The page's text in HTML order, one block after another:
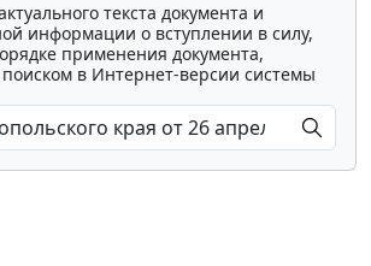
текста документа и
информации о вступлении в силу,
применения документа,
поиском в Интернет-версии системы